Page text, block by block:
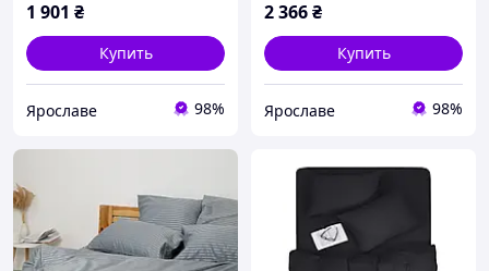
1 901 ₴
Купить
Ярославе 98%
2 366₴
Купить
Ярославе 98%